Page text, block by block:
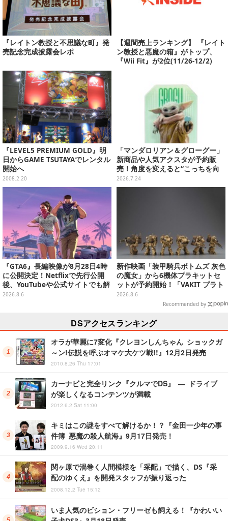
『レイトン教授と不思議な町』発
売記念完成披露会レポ
【週間売上ランキング】 『レイト
ン教授と悪魔の箱』がトップ、
『Wii Fit』が2位(11/26-12/2)
『LEVEL5 PREMIUM GOLD』明
日からGAME TSUTAYAでレンタル
開始へ
2008.2.20
「マンダロリアン＆グローグー」
新商品や人気アクスタが予約販
売！角度を変えると“こっちを向
いてくれる”ステッカーも
2026.7.24
『GTA6』長編映像が8月28日4時
に公開決定！Netflixで先行公開
後、YouTubeや公式サイトでも解
禁
2026.8.6
新作映画「装甲騎兵ボトムズ 灰色
の魔女」から6機体プラキットセ
ットが予約開始！「VAKIT プラト
ーン」第1弾、各部関節可動仕様
2026.8.6
Recommended by
DSアクセスランキング
オラが華麗に7変化『クレヨンしんちゃん ショックガ
～ン!伝説を呼ぶオマケ大ケツ戦!!』12月2日発売
2010.8.26 Thu 17:01
カーナビと完全リンク『クルマでDS』 ― ドライブ
が楽しくなるコンテンツが満載
2012.6.2 Sat 11:00
キミはこの謎をすべて解けるか！？『金田一少年の事
件簿 悪魔の殺人航海』9月17日発売！
2009.9.16 Wed 20:11
関ヶ原で渦巻く人間模様を「采配」で描く、DS『采
配のゆくえ』を開発スタッフが振り返った
2008.12.2 Tue 15:12
いま人気のビション・フリーゼも飼える！『かわいい